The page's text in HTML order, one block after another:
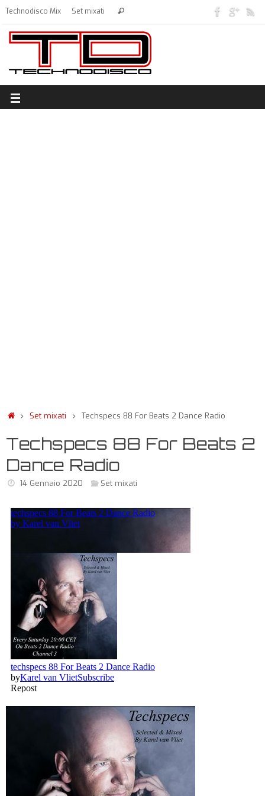
Technodisco Mix Set mixati
Set mixati Techspecs 88 For Beats 2 Dance Radio
Techspecs 88 For Beats 2
Dance Radio
14 Gennaio 2020 Set mixati